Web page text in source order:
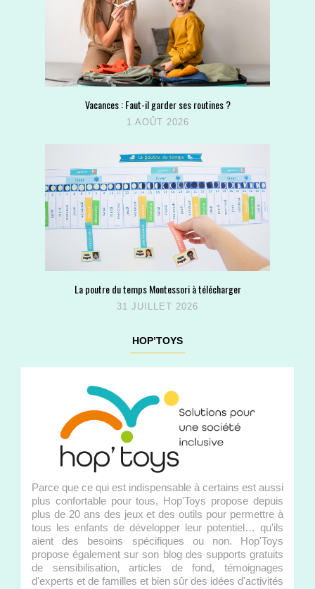
Vacances : Faut-il garder ses routines ?
1 AOÛT 2026
La poutre du temps Montessori à télécharger
31 JUILLET 2026
HOP’TOYS
Parce que ce qui est indispensable à certains est aussi
plus confortable pour tous, Hop'Toys propose depuis
plus de 20 ans des jeux et des outils pour permettre à
tous les enfants de développer leur potentiel… qu'ils
aient des besoins spécifiques ou non. Hop'Toys
propose également sur son blog des supports gratuits
de sensibilisation, articles de fond, témoignages
d'experts et de familles et bien sûr des idées d'activités